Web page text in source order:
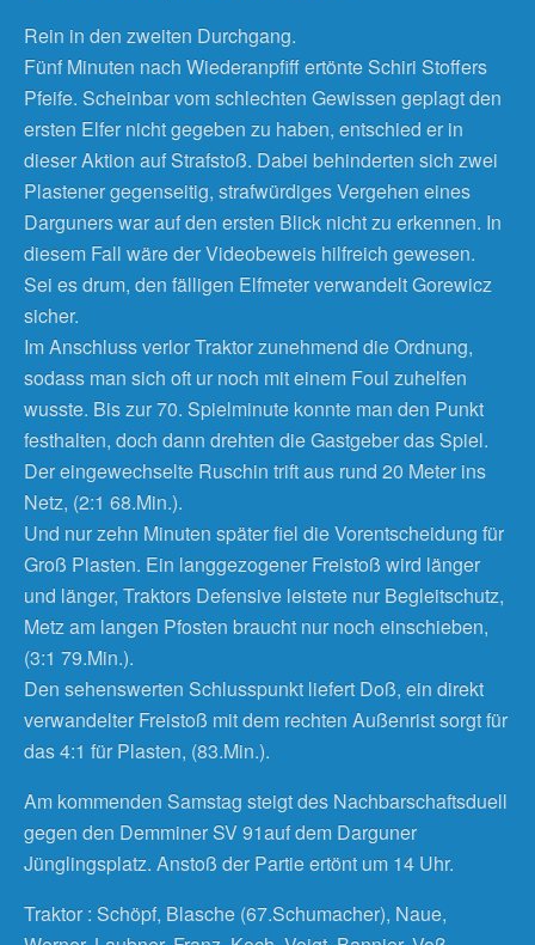
Rein in den zweiten Durchgang.
Fünf Minuten nach Wiederanpfiff ertönte Schiri Stoffers
Pfeife. Scheinbar vom schlechten Gewissen geplagt den
ersten Elfer nicht gegeben zu haben, entschied er in
dieser Aktion auf Strafstoß. Dabei behinderten sich zwei
Plastener gegenseitig, strafwürdiges Vergehen eines
Darguners war auf den ersten Blick nicht zu erkennen. In
diesem Fall wäre der Videobeweis hilfreich gewesen.
Sei es drum, den fälligen Elfmeter verwandelt Gorewicz
sicher.
Im Anschluss verlor Traktor zunehmend die Ordnung,
sodass man sich oft ur noch mit einem Foul zuhelfen
wusste. Bis zur 70. Spielminute konnte man den Punkt
festhalten, doch dann drehten die Gastgeber das Spiel.
Der eingewechselte Ruschin trift aus rund 20 Meter ins
Netz, (2:1 68.Min.).
Und nur zehn Minuten später fiel die Vorentscheidung für
Groß Plasten. Ein langgezogener Freistoß wird länger
und länger, Traktors Defensive leistete nur Begleitschutz,
Metz am langen Pfosten braucht nur noch einschieben,
(3:1 79.Min.).
Den sehenswerten Schlusspunkt liefert Doß, ein direkt
verwandelter Freistoß mit dem rechten Außenrist sorgt für
das 4:1 für Plasten, (83.Min.).
Am kommenden Samstag steigt des Nachbarschaftsduell
gegen den Demminer SV 91auf dem Darguner
Jünglingsplatz. Anstoß der Partie ertönt um 14 Uhr.
Traktor : Schöpf, Blasche (67.Schumacher), Naue,